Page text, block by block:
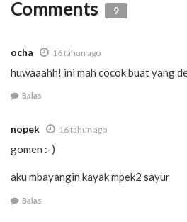
Comments 9
ocha 16 tahun ago
huwaaahh! ini mah cocok buat yang
Balas
nopek 16 tahun ago
gomen :-)
aku mbayangin kayak mpek2 sayur
Balas